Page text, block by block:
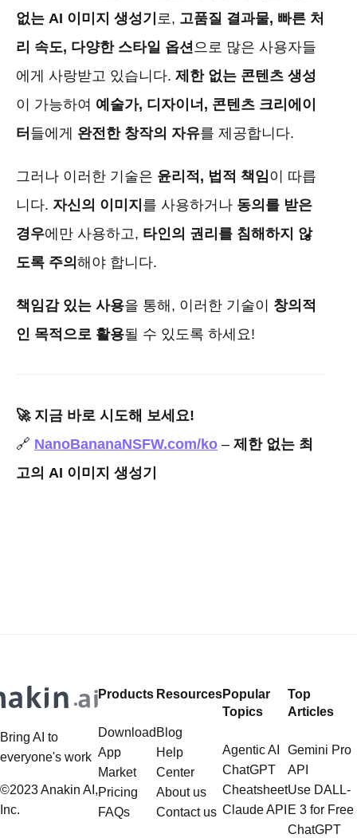
없는 AI 이미지 생성기 로, 고품질 결과물, 빠른 처
리 속도, 다양한 스타일 옵션 으로 많은 사용자들
에게 사랑받고 있습니다. 제한 없는 콘텐츠 생성
이 가능하여 예술가, 디자이너, 콘텐츠 크리에이
터 들에게 완전한 창작의 자유를 제공합니다.
그러나 이러한 기술은 윤리적, 법적 책임이 따릅
니다. 자신의 이미지 를 사용하거나 동의를 받은
경우에만 사용하고, 타인의 권리를 침해하지 않
도록 주의 해야 합니다.
책임감 있는 사용을 통해, 이러한 기술이 창의적
인 목적으로 활용될 수 있도록 하세요!
🚀 지금 바로 시도해 보세요!
🔗 NanoBananaNSFW.com/ko – 제한 없는 최
고의 AI 이미지 생성기
Bring AI to
everyone's work
©2023 Anakin AI,
Inc.
Products
Download
App
Market
Pricing
FAQs
Resources
Blog
Help
Center
About us
Contact us
Popular
Topics
Agentic AI
ChatGPT
Cheatsheet
Claude API
Top
Articles
Gemini Pro
API
Use DALL-
E 3 for Free
ChatGPT